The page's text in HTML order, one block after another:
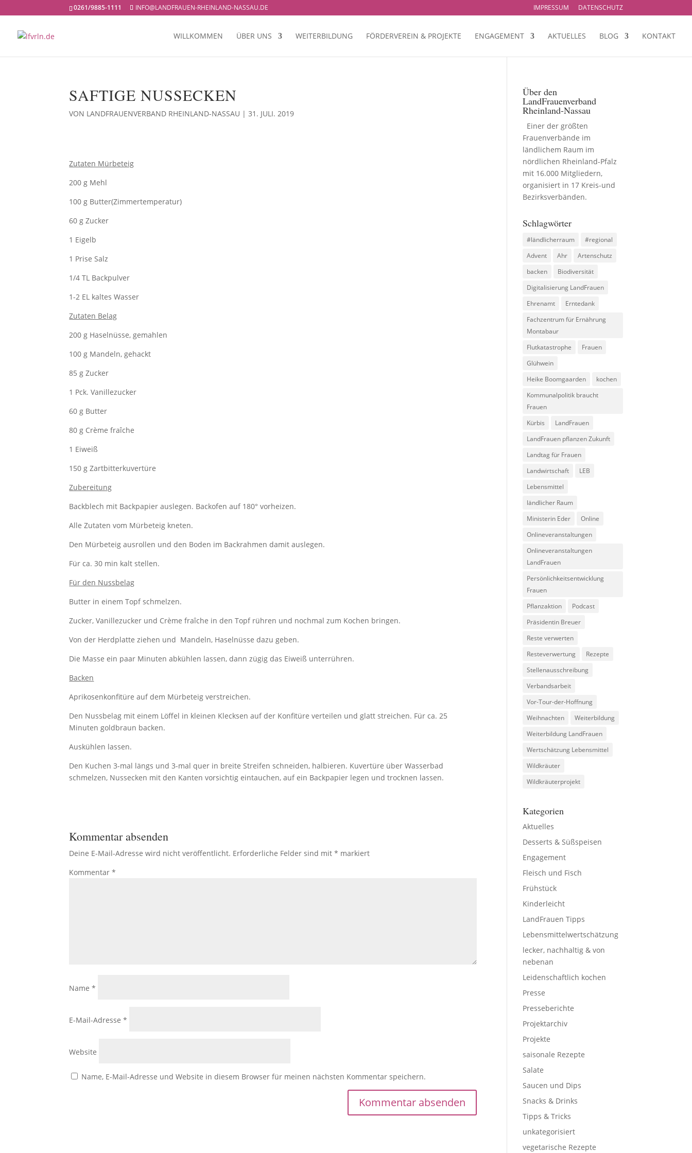
0261/9885-1111 INFO@LANDFRAUEN-RHEINLAND-NASSAU.DE IMPRESSUM DATENSCHUTZ
WILLKOMMEN ÜBER UNS WEITERBILDUNG FÖRDERVEREIN & PROJEKTE ENGAGEMENT AKTUELLES BLOG KONTAKT
SAFTIGE NUSSECKEN
VON LANDFRAUENVERBAND RHEINLAND-NASSAU |31. JULI. 2019
Zutaten Mürbeteig
200 g Mehl
100 g Butter(Zimmertemperatur)
60 g Zucker
1 Eigelb
1 Prise Salz
1/4 TL Backpulver
1-2 EL kaltes Wasser
Zutaten Belag
200 g Haselnüsse, gemahlen
100 g Mandeln, gehackt
85 g Zucker
1 Pck. Vanillezucker
60 g Butter
80 g Crème fraîche
1 Eiweiß
150 g Zartbitterkuvertüre
Zubereitung
Backblech mit Backpapier auslegen. Backofen auf 180° vorheizen.
Alle Zutaten vom Mürbeteig kneten.
Den Mürbeteig ausrollen und den Boden im Backrahmen damit auslegen.
Für ca. 30 min kalt stellen.
Für den Nussbelag
Butter in einem Topf schmelzen.
Zucker, Vanillezucker und Crème fraîche in den Topf rühren und nochmal zum Kochen bringen.
Von der Herdplatte ziehen und Mandeln, Haselnüsse dazu geben.
Die Masse ein paar Minuten abkühlen lassen, dann zügig das Eiweiß unterrühren.
Backen
Aprikosenkonfitüre auf dem Mürbeteig verstreichen.
Den Nussbelag mit einem Löffel in kleinen Klecksen auf der Konfitüre verteilen und glatt streichen. Für ca. 25
Minuten goldbraun backen.
Auskühlen lassen.
Den Kuchen 3-mal längs und 3-mal quer in breite Streifen schneiden, halbieren. Kuvertüre über Wasserbad
schmelzen, Nussecken mit den Kanten vorsichtig eintauchen, auf ein Backpapier legen und trocknen lassen.
Kommentar absenden
Deine E-Mail-Adresse wird nicht veröffentlicht. Erforderliche Felder sind mit* markiert
Kommentar*
Name*
E-Mail-Adresse*
Website
Name, E-Mail-Adresse und Website in diesem Browser für meinen nächsten Kommentar speichern.
Über den
LandFrauenverband
Rheinland-Nassau
Einer der größten
Frauenverbände im
ländlichem Raum im
nördlichen Rheinland-Pfalz
mit 16.000 Mitgliedern,
organisiert in 17 Kreis-und
Bezirksverbänden.
Schlagwörter
#ländlicherraum
#regional
Advent
Ahr
Artenschutz
backen
Biodiversität
Digitalisierung LandFrauen
Ehrenamt
Erntedank
Fachzentrum für Ernährung
Montabaur
Flutkatastrophe
Frauen
Glühwein
Heike Boomgaarden
kochen
Kommunalpolitik braucht
Frauen
Kürbis
LandFrauen
LandFrauen pflanzen Zukunft
Landtag für Frauen
Landwirtschaft
LEB
Lebensmittel
ländlicher Raum
Ministerin Eder
Online
Onlineveranstaltungen
Onlineveranstaltungen
LandFrauen
Persönlichkeitsentwicklung
Frauen
Pflanzaktion
Podcast
Präsidentin Breuer
Reste verwerten
Resteverwertung
Rezepte
Stellenausschreibung
Verbandsarbeit
Vor-Tour-der-Hoffnung
Weihnachten
Weiterbildung
Weiterbildung LandFrauen
Wertschätzung Lebensmittel
Wildkräuter
Wildkräuterprojekt
Kategorien
Aktuelles
Desserts & Süßspeisen
Engagement
Fleisch und Fisch
Frühstück
Kinderleicht
LandFrauen Tipps
Lebensmittelwertschätzung
lecker, nachhaltig & von
nebenan
Leidenschaftlich kochen
Presse
Presseberichte
Projektarchiv
Projekte
saisonale Rezepte
Salate
Saucen und Dips
Snacks & Drinks
Tipps & Tricks
unkategorisiert
vegetarische Rezepte